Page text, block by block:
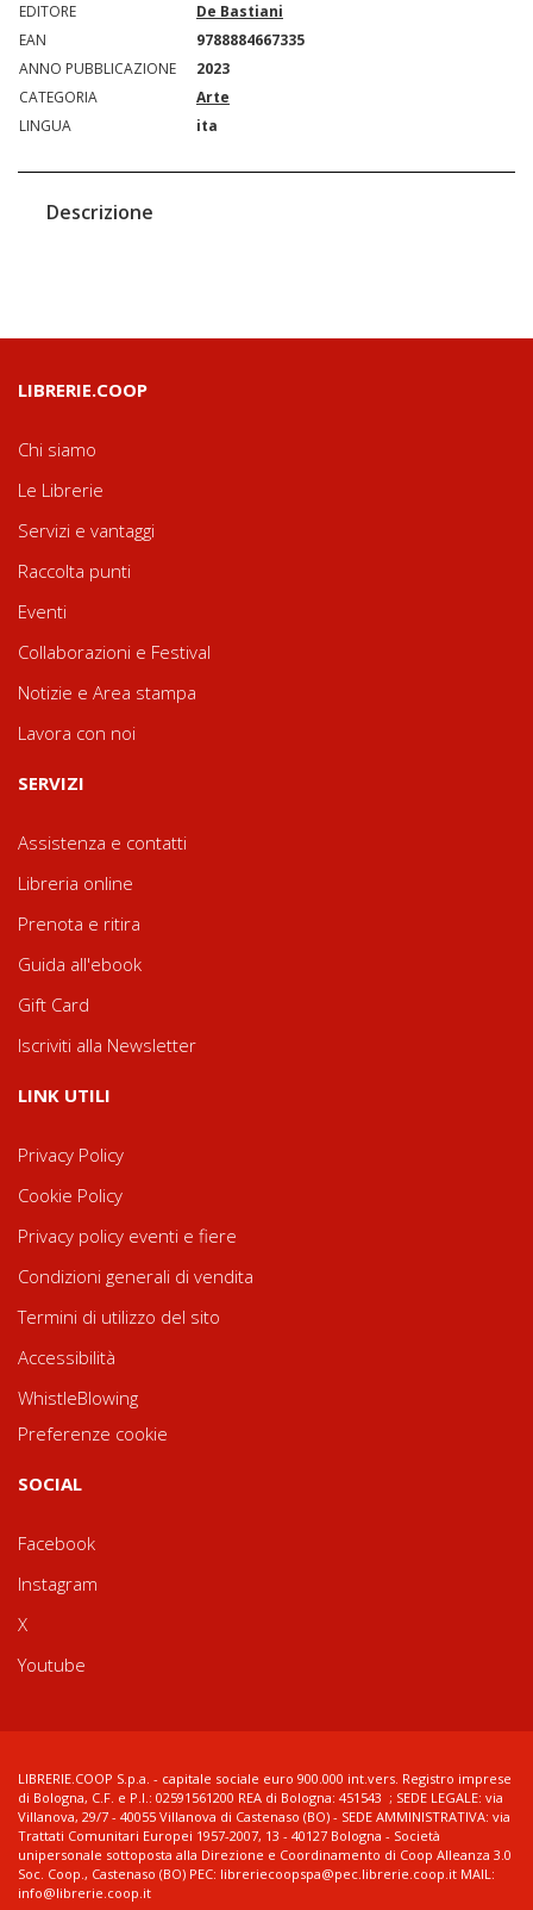
EDITORE
De Bastiani
EAN
9788884667335
ANNO PUBBLICAZIONE
2023
CATEGORIA
Arte
LINGUA
ita
Descrizione
LIBRERIE.COOP
Chi siamo
Le Librerie
Servizi e vantaggi
Raccolta punti
Eventi
Collaborazioni e Festival
Notizie e Area stampa
Lavora con noi
SERVIZI
Assistenza e contatti
Libreria online
Prenota e ritira
Guida all'ebook
Gift Card
Iscriviti alla Newsletter
LINK UTILI
Privacy Policy
Cookie Policy
Privacy policy eventi e fiere
Condizioni generali di vendita
Termini di utilizzo del sito
Accessibilità
WhistleBlowing
Preferenze cookie
SOCIAL
Facebook
Instagram
X
Youtube
LIBRERIE.COOP S.p.a. - capitale sociale euro 900.000 int.vers. Registro imprese
di Bologna, C.F. e P.I.: 02591561200 REA di Bologna: 451543 ; SEDE LEGALE: via
Villanova, 29/7 - 40055 Villanova di Castenaso (BO) - SEDE AMMINISTRATIVA: via
Trattati Comunitari Europei 1957-2007, 13 - 40127 Bologna - Società
unipersonale sottoposta alla Direzione e Coordinamento di Coop Alleanza 3.0
Soc. Coop., Castenaso (BO) PEC: libreriecoopspa@pec.librerie.coop.it MAIL:
info@librerie.coop.it